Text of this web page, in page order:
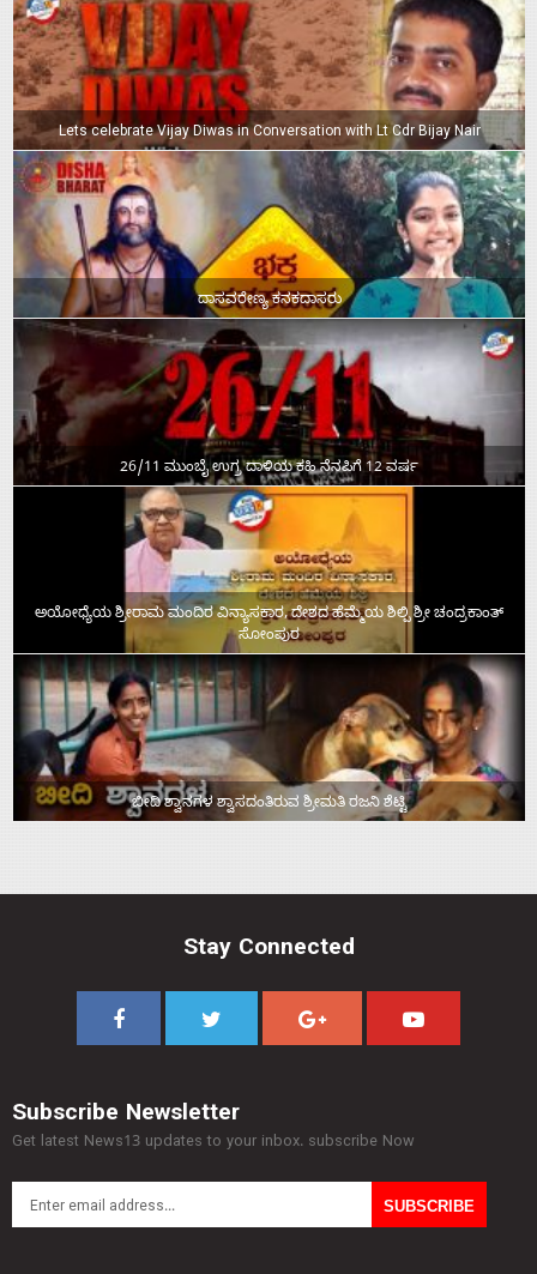
Lets celebrate Vijay Diwas in Conversation with Lt Cdr Bijay Nair
ದಾಸವರೇಣ್ಯ ಕನಕದಾಸರು
26/11 ಮುಂಬೈ ಉಗ್ರ ದಾಳಿಯ ಕಹಿ ನೆನಪಿಗೆ 12 ವರ್ಷ
ಅಯೋಧ್ಯೆಯ ಶ್ರೀರಾಮ ಮಂದಿರ ವಿನ್ಯಾಸಕಾರ, ದೇಶದ ಹೆಮ್ಮೆಯ ಶಿಲ್ಪಿ ಶ್ರೀ ಚಂದ್ರಕಾಂತ್‌
ಸೋಂಪುರ
ಬೀದಿ ಶ್ವಾನಗಳ ಶ್ವಾಸದಂತಿರುವ ಶ್ರೀಮತಿ ರಜನಿ ಶೆಟ್ಟಿ
Stay Connected
Subscribe Newsletter
Get latest News13 updates to your inbox. subscribe Now